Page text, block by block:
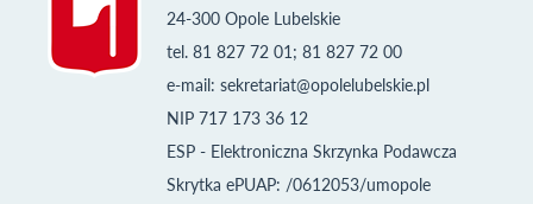
24-300 Opole Lubelskie
tel. 81 827 72 01; 81 827 72 00
e-mail: sekretariat@opolelubelskie.pl
NIP 717 173 36 12
ESP - Elektroniczna Skrzynka Podawcza
Skrytka ePUAP: /0612053/umopole